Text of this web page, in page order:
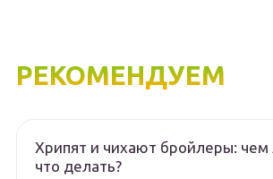
РЕКОМЕНДУЕМ
Хрипят и чихают бройлеры: чем
что делать?